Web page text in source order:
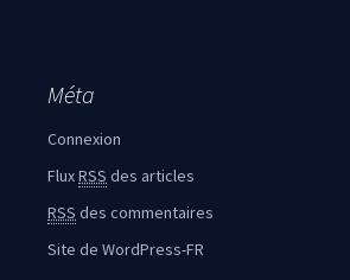
Méta
Connexion
FluxRSS des articles
RSS des commentaires
Site de WordPress-FR